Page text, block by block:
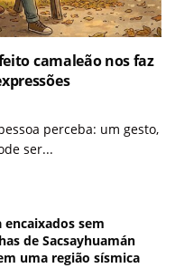
camaleão nos faz
perceba: um gesto,
ser...
sem
de Sacsayhuamán
uma região sísmica